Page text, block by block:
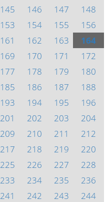
145 146 147
148
153 154 155
156
161 162 163
164
169 170 171
172
177 178 179
180
185 186 187
188
193 194 195
196
201 202 203
204
209 210 211
212
217 218 219
220
225 226 227
228
233 234 235
236
241 242 243
244